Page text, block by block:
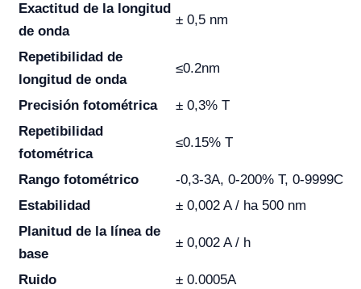
Exactitud de la longitud
de onda
± 0,5 nm
Repetibilidad de
longitud de onda
≤0.2nm
Precisión fotométrica
± 0,3% T
Repetibilidad
fotométrica
≤0.15% T
Rango fotométrico
-0,3-3A, 0-200% T, 0-9999C
Estabilidad
± 0,002 A / ha 500 nm
Planitud de la línea de
base
± 0,002 A / h
Ruido
± 0.0005A